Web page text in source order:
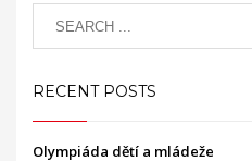
RECENT POSTS
Olympiáda dětí a mládeže